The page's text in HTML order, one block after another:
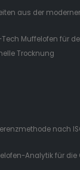
aus der
Tech Muffelofen für
Trocknung
nach
Analytik für